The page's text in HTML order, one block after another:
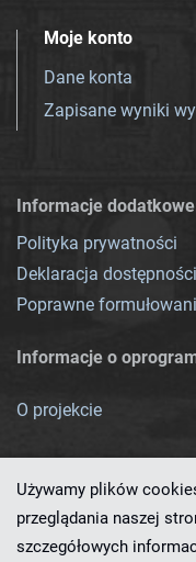
Moje konto
Dane konta
Zapisane wyniki
Informacje
Polityka prywatności
Deklaracja dostępności
Poprawne
Informacje o
O projekcie
Używamy plików
przeglądania naszej
szczegółowych